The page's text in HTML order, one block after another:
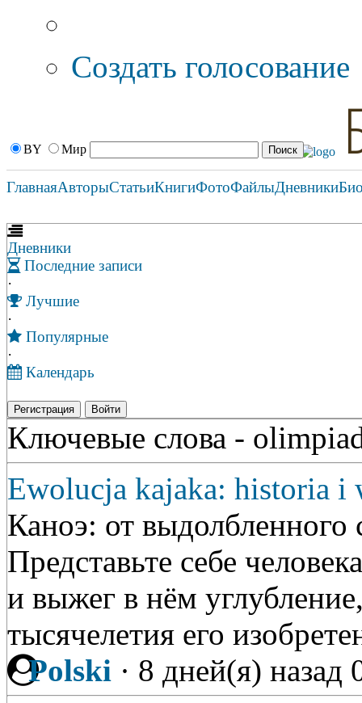
Создать голосование
BY Мир
ГлавнаяАвторыСтатьиКнигиФотоФайлыДневники
Дневники
Последние записи
·
Лучшие
·
Популярные
·
Календарь
Регистрация Войти
Ключевые слова -
Ewolucja kajaka: historia i
Каноэ: от выдолбленного
Представьте себе
и выжег в нём
тысячелетия его
Polski · 8 дней(я) назад